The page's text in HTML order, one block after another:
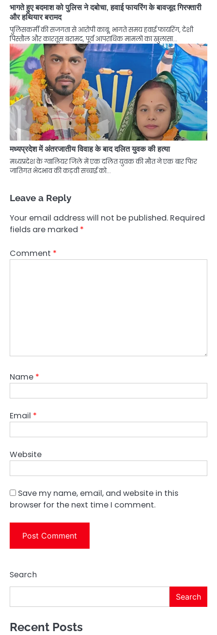
भागते हुए बदमाश को पुलिस ने दबोचा, हवाई फायरिंग के बावजूद गिरफ्तारी
और हथियार बरामद
पुलिसकर्मी की सजगता से आरोपी काबू; भागते समय हवाई फायरिंग, देशी
पिस्तौल और कारतूस बरामद, पूर्व आपराधिक मामलों का खुलासा…
मध्यप्रदेश में अंतरजातीय विवाह के बाद दलित युवक की हत्या
मध्यप्रदेश के ग्वालियर जिले में एक दलित युवक की मौत ने एक बार फिर
जातिगत भेदभाव की कड़वी सच्चाई को…
Leave a Reply
Your email address will not be published. Required
fields are marked *
Comment *
Name *
Email *
Website
Save my name, email, and website in this
browser for the next time I comment.
Search
Search
Recent Posts